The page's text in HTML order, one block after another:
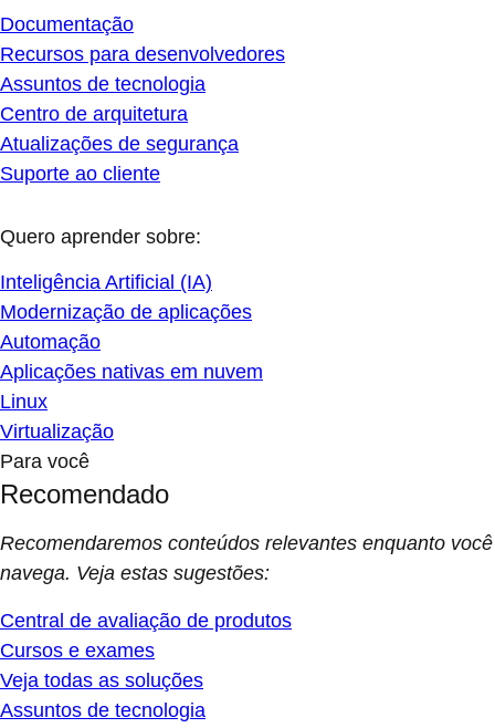
Documentação
Recursos para desenvolvedores
Assuntos de tecnologia
Centro de arquitetura
Atualizações de segurança
Suporte ao cliente
Quero aprender sobre:
Inteligência Artificial (IA)
Modernização de aplicações
Automação
Aplicações nativas em nuvem
Linux
Virtualização
Para você
Recomendado
Recomendaremos conteúdos relevantes enquanto você
navega. Veja estas sugestões:
Central de avaliação de produtos
Cursos e exames
Veja todas as soluções
Assuntos de tecnologia